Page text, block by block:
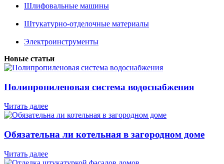
Шлифовальные машины
Штукатурно-отделочные материалы
Электроинструменты
Новые статьи
Полипропиленовая система водоснабжения
Читать далее
Обязательна ли котельная в загородном доме
Читать далее